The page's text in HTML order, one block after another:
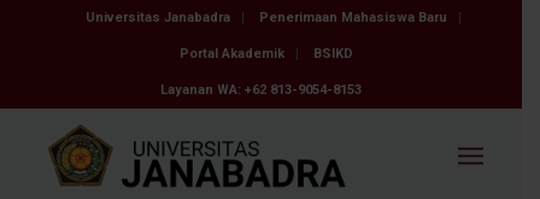
Universitas Janabadra Penerimaan Mahasiswa Baru
Portal Akademik BSIKD
Layanan WA: +62 813-9054-8153